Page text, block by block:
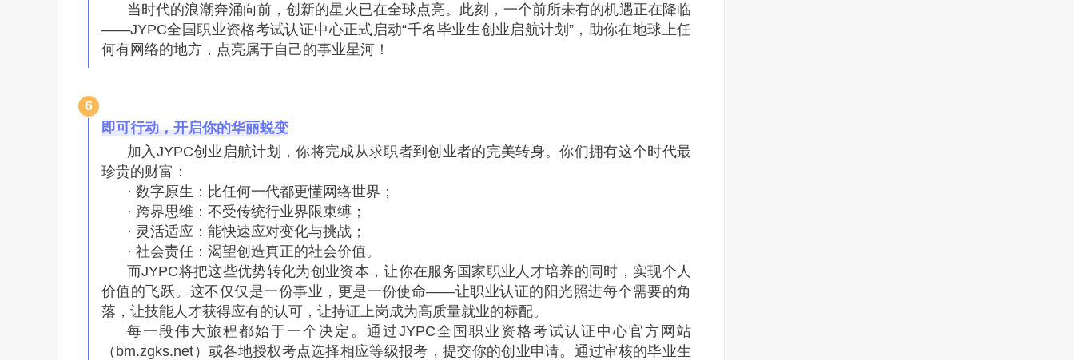
当时代的浪潮奔涌向前，创新的星火已在全球点亮。此刻，一个前所未有的机遇正在降临
——JYPC全国职业资格考试认证中心正式启动“千名毕业生创业启航计划”，助你在地球上任
何有网络的地方，点亮属于自己的事业星河！
6
即可行动，开启你的华丽蜕变
加入JYPC创业启航计划，你将完成从求职者到创业者的完美转身。你们拥有这个时代最
珍贵的财富：
· 数字原生：比任何一代都更懂网络世界；
· 跨界思维：不受传统行业界限束缚；
· 灵活适应：能快速应对变化与挑战；
· 社会责任：渴望创造真正的社会价值。
而JYPC将把这些优势转化为创业资本，让你在服务国家职业人才培养的同时，实现个人
价值的飞跃。这不仅仅是一份事业，更是一份使命——让职业认证的阳光照进每个需要的角
落，让技能人才获得应有的认可，让持证上岗成为高质量就业的标配。
每一段伟大旅程都始于一个决定。通过JYPC全国职业资格考试认证中心官方网站
（bm.zgks.net）或各地授权考点选择相应等级报考，提交你的创业申请。通过审核的毕业生